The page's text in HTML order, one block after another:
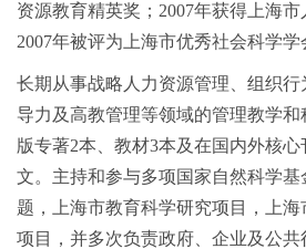
资源教育精英奖；2007年获得上海市
2007年被评为上海市优秀社会科学学
长期从事战略人力资源管理、组织
导力及高教管理等领域的管理教学
版专著2本、教材3本及在国内外核
文。主持和参与多项国家自然科学
题，上海市教育科学研究项目，上
项目，并多次负责政府、企业及公